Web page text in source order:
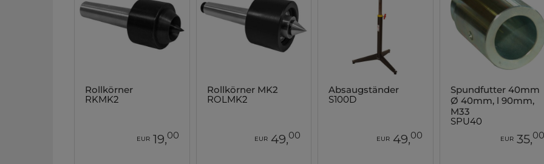
Rollkörner
RKMK2
EUR 19,00
Rollkörner MK2
ROLMK2
EUR 49,00
Absaugständer
S100D
EUR 49,00
Spundfutter 40mm
Ø 40mm, l 90mm,
M33
SPU40
EUR 35,00